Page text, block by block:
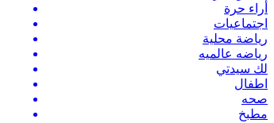
أراء حرة
اجتماعيات
رياضة محلية
رياضه عالميه
لك سيدتي
اطفال
صحه
مطبخ